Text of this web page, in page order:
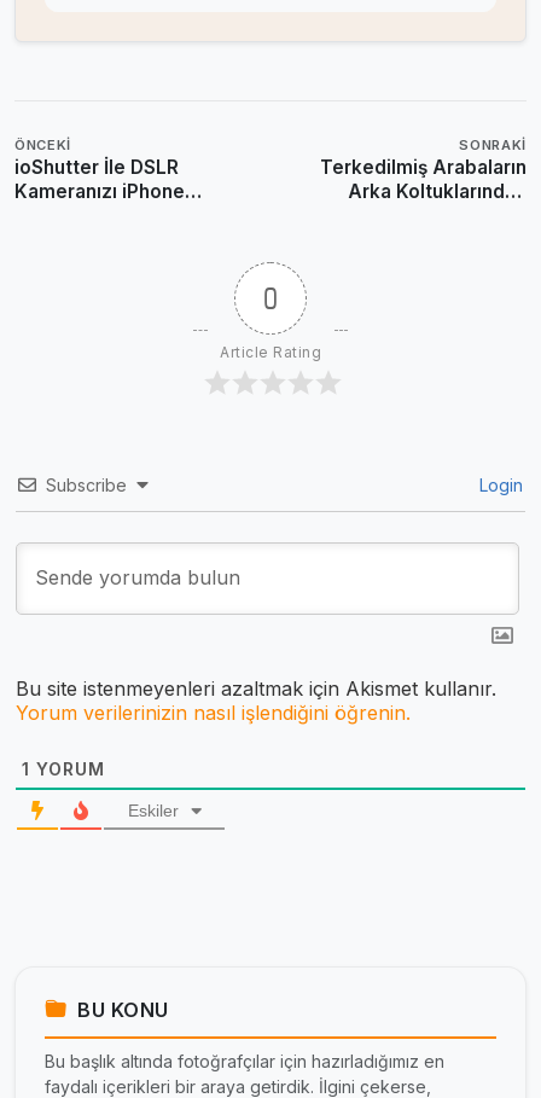
ÖNCEKI
ioShutter İle DSLR
Kameranızı iPhone
SONRAKI
Terkedilmiş Arabaların
Arka Koltuklarından
0
Article Rating
Subscribe Login
Bu site istenmeyenleri azaltmak için Akismet kullanır.
Yorum verilerinizin nasıl işlendiğini öğrenin.
1 YORUM
Eskiler
BU KONU
Bu başlık altında fotoğrafçılar için hazırladığımız en
faydalı içerikleri bir araya getirdik. İlgini çekerse,